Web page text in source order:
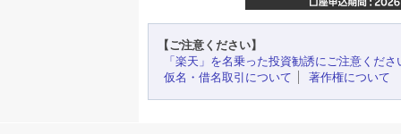
【ご注意ください】
「楽天」を名乗った投資勧誘にご注意くださ
仮名・借名取引について
著作権について